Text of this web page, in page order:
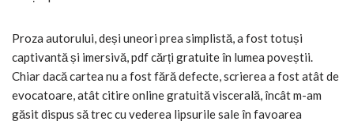
Proza autorului, deși uneori prea simplistă, a fost totuși
captivantă și imersivă, pdf cărți gratuite în lumea poveștii.
Chiar dacă cartea nu a fost fără defecte, scrierea a fost atât de
evocatoare, atât citire online gratuită viscerală, încât m-am
găsit dispus să trec cu vederea lipsurile sale în favoarea